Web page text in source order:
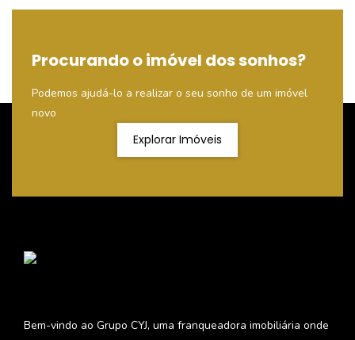
Procurando o imóvel dos sonhos?
Podemos ajudá-lo a realizar o seu sonho de um imóvel
novo
Explorar Imóveis
Bem-vindo ao Grupo CYJ, uma franqueadora imobiliária onde